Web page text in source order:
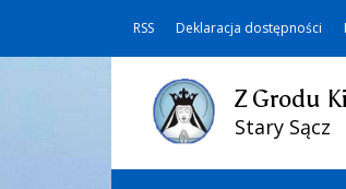
RSS Deklaracja dostępności
Z Grodu
Stary Sącz